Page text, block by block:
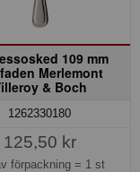
109 mm
Merlemont
& Boch
1262330180
125,50 kr
förpackning = 1 st